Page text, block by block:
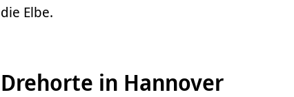
die Elbe.
Drehorte in Hannover